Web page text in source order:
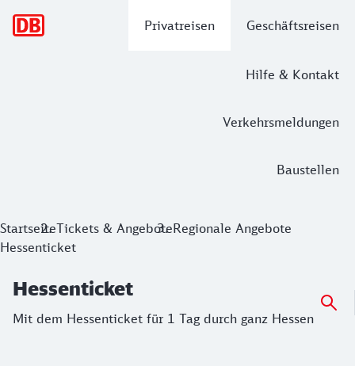
Privatreisen Geschäftsreisen
Hilfe & Kontakt
Verkehrsmeldungen
Baustellen
Hessenticket
Mit dem Hessenticket für 1 Tag durch ganz Hessen
StartseiteTickets & AngeboteRegionale Angebote
Hessenticket
Hessenticket
Mit dem Hessenticket für 1 Tag durch ganz Hessen